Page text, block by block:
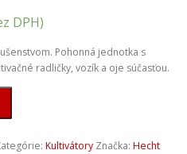
DPH)
Pohonná jednotka s
radličky, vozík a oje súčasťou.
Kultivátory Značka: Hecht